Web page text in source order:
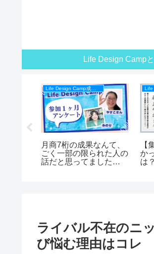
Life Design Camp
Life Design Camp成果事例
月商7桁の成果なんて、
ごく一部の限られた人の
話だと思ってました
【
か
は
ライバル不在のニ
び悩む理由はコレ